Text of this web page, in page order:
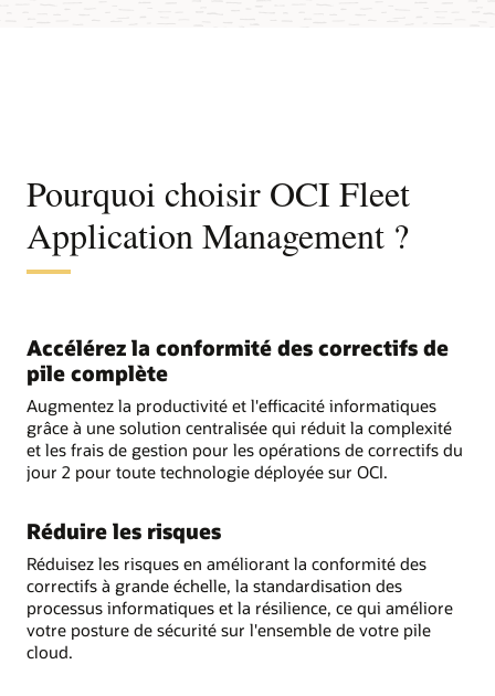
Pourquoi choisir OCI Fleet
Application Management ?
Accélérez la conformité des correctifs de
pile complète
Augmentez la productivité et l'efficacité informatiques
grâce à une solution centralisée qui réduit la complexité
et les frais de gestion pour les opérations de correctifs du
jour 2 pour toute technologie déployée sur OCI.
Réduire les risques
Réduisez les risques en améliorant la conformité des
correctifs à grande échelle, la standardisation des
processus informatiques et la résilience, ce qui améliore
votre posture de sécurité sur l'ensemble de votre pile
cloud.